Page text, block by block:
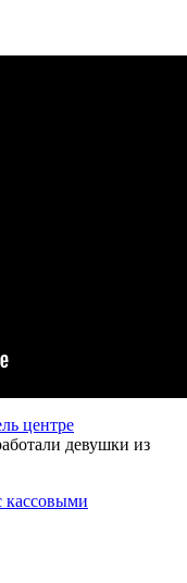
центре
девушки из
кассовыми